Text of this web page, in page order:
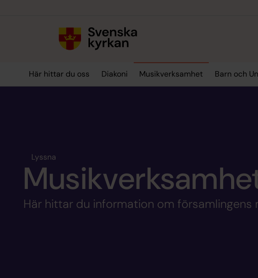
Här hittar du oss Diakoni Musikverksamhet Barn och
Lyssna
Här hittar du information om församlingens